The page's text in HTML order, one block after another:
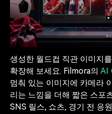
생성한 월드컵 직관 이미지
확장해 보세요. Filmora의 AI
멈춰 있는 이미지에 카메라
리는 느낌을 더해 짧은 스포
SNS 릴스, 쇼츠, 경기 전 응